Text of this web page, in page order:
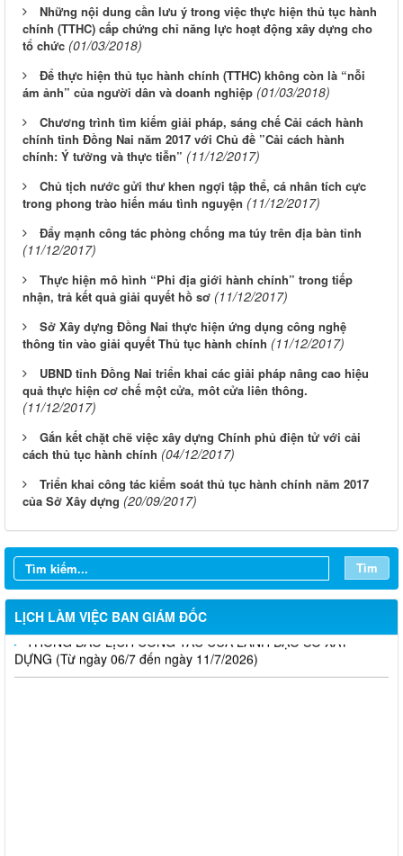
Những nội dung cần lưu ý trong việc thực hiện thủ tục hành
chính (TTHC) cấp chứng chỉ năng lực hoạt động xây dựng cho
tổ chức (01/03/2018)
Để thực hiện thủ tục hành chính (TTHC) không còn là “nỗi
ám ảnh” của người dân và doanh nghiệp (01/03/2018)
Chương trình tìm kiếm giải pháp, sáng chế Cải cách hành
chính tỉnh Đồng Nai năm 2017 với Chủ đề ”Cải cách hành
chính: Ý tưởng và thực tiễn” (11/12/2017)
Chủ tịch nước gửi thư khen ngợi tập thể, cá nhân tích cực
trong phong trào hiến máu tình nguyện (11/12/2017)
Đẩy mạnh công tác phòng chống ma túy trên địa bàn tỉnh
(11/12/2017)
Thực hiện mô hình “Phi địa giới hành chính” trong tiếp
nhận, trả kết quả giải quyết hồ sơ (11/12/2017)
Sở Xây dựng Đồng Nai thực hiện ứng dụng công nghệ
thông tin vào giải quyết Thủ tục hành chính (11/12/2017)
UBND tỉnh Đồng Nai triển khai các giải pháp nâng cao hiệu
quả thực hiện cơ chế một cửa, môt cửa liên thông.
(11/12/2017)
Gắn kết chặt chẽ việc xây dựng Chính phủ điện tử với cải
cách thủ tục hành chính (04/12/2017)
Triển khai công tác kiểm soát thủ tục hành chính năm 2017
của Sở Xây dựng (20/09/2017)
Tìm
LỊCH LÀM VIỆC BAN GIÁM ĐỐC
03/8 đến ngày 08/8/2026)
THÔNG BÁO LỊCH CÔNG TÁC CỦA LÃNH ĐẠO SỞ XÂY
DỰNG (Từ ngày 20/7 đến ngày 25/7/2026)
THÔNG BÁO LỊCH CÔNG TÁC CỦA LÃNH ĐẠO SỞ XÂY
DỰNG (Từ ngày 06/7 đến ngày 11/7/2026)